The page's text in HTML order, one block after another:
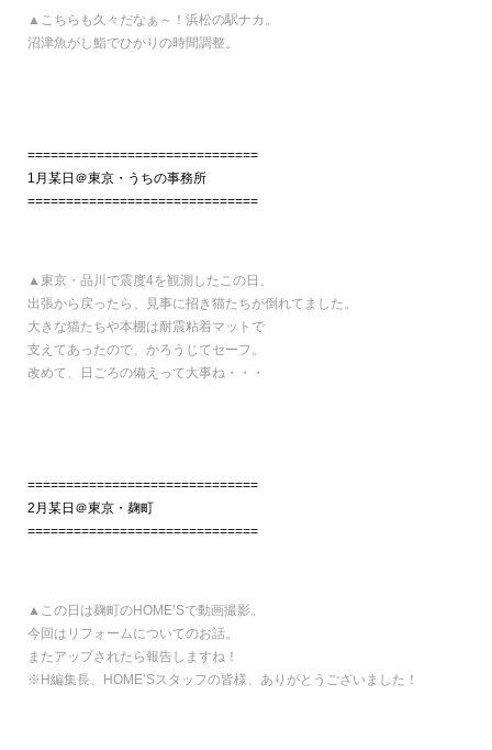
▲こちらも久々だなぁ～！浜松の駅ナカ。
沼津魚がし鮨でひかりの時間調整。
==============================
1月某日＠東京・うちの事務所
==============================
▲東京・品川で震度4を観測したこの日、
出張から戻ったら、
見事に招き猫たちが倒れてました。
大きな猫たちや本棚は耐震粘着マットで
支えてあったので、かろうじてセーフ。
改めて、日ごろの備えって大事ね・・・
==============================
2月某日＠東京・麹町
==============================
▲この日は麹町のHOME’Sで動画撮影。
今回はリフォームについてのお話。
またアップされたら報告しますね！
※H編集長、HOME’Sスタッフの皆様、ありがとうございました！